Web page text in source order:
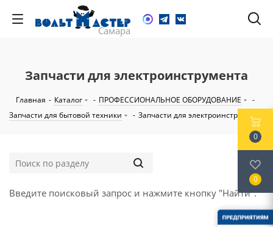
Запчасти для электроинструмента
Главная - Каталог - ПРОФЕССИОНАЛЬНОЕ ОБОРУДОВАНИЕ
-
Запчасти для бытовой техники
- Запчасти для электроинструмента
Введите поисковый запрос и нажмите кнопку "Найти".
0
0